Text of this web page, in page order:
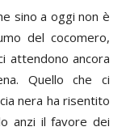
sino a oggi non è
del cocomero,
attendono ancora
Quello che ci
nera ha risentito
anzi il favore dei